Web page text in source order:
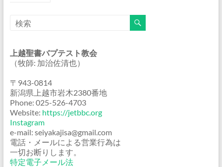
上越聖書バプテスト教会
（牧師: 加治佐清也）
〒943-0814
新潟県上越市岩木2380番地
Phone: 025-526-4703
Website: https://jetbbc.org
Instagram
e-mail: seiyakajisa@gmail.com
電話・メールによる営業行為は
一切お断りします。
特定電子メール法